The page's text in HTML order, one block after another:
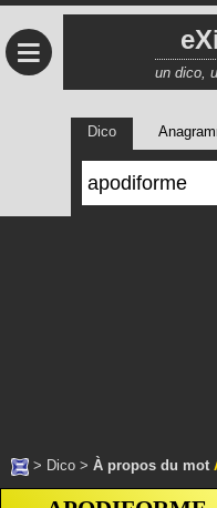
≡ un dico,
Dico
> Dico > À propos du mot